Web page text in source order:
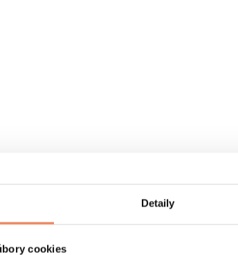
Detaily
cookies